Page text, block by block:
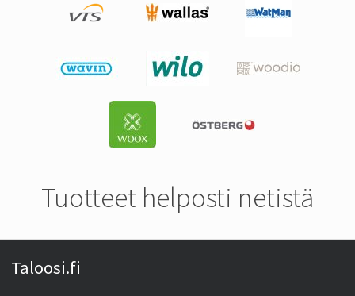
Tuotteet helposti netistä
Taloosi.fi